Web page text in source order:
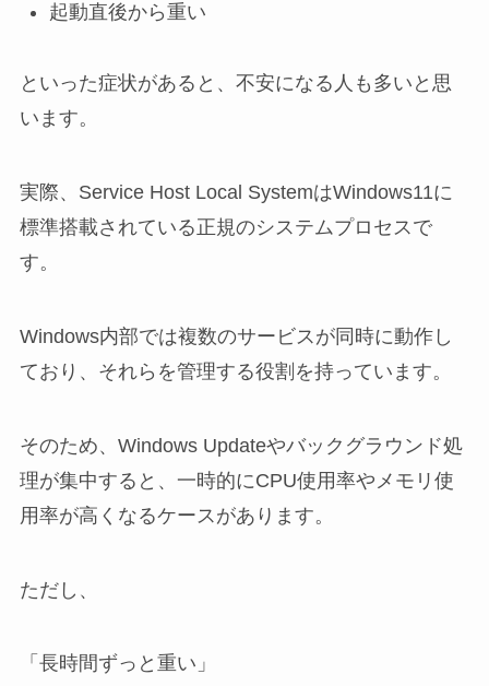
起動直後から重い
といった症状があると、不安になる人も多いと思
います。
実際、Service Host Local SystemはWindows11に
標準搭載されている正規のシステムプロセスで
す。
Windows内部では複数のサービスが同時に動作し
ており、それらを管理する役割を持っています。
そのため、Windows Updateやバックグラウンド処
理が集中すると、一時的にCPU使用率やメモリ使
用率が高くなるケースがあります。
ただし、
「長時間ずっと重い」